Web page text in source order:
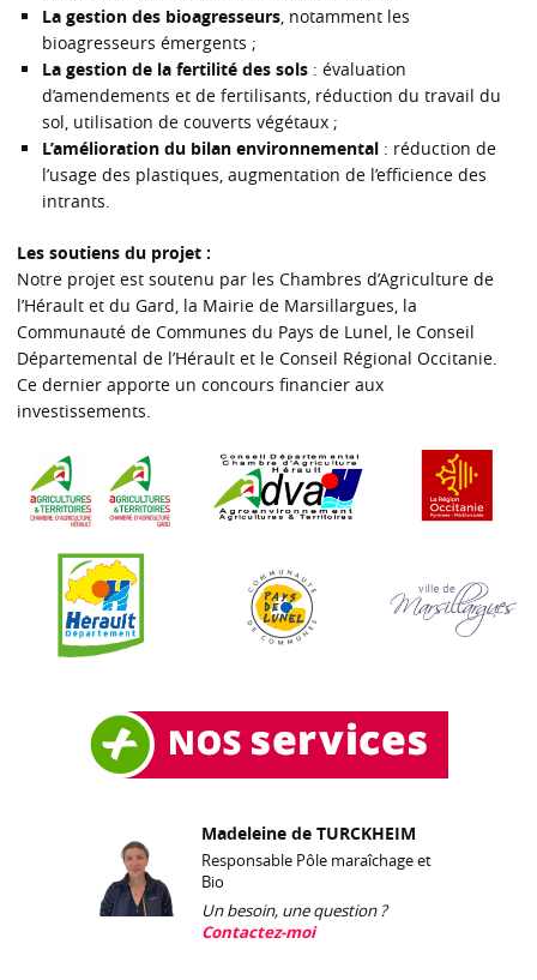
La gestion des bioagresseurs , notamment les
bioagresseurs émergents ;
La gestion de la fertilité des sols : évaluation
d’amendements et de fertilisants, réduction du travail du
sol, utilisation de couverts végétaux ;
L’amélioration du bilan environnemental : réduction de
l’usage des plastiques, augmentation de l’efficience des
intrants.
Les soutiens du projet :
Notre projet est soutenu par les Chambres d’Agriculture de
l’Hérault et du Gard, la Mairie de Marsillargues, la
Communauté de Communes du Pays de Lunel, le Conseil
Départemental de l’Hérault et le Conseil Régional Occitanie.
Ce dernier apporte un concours financier aux
investissements.
Madeleine de TURCKHEIM
Responsable Pôle maraîchage et
Bio
Un besoin, une question ?
Contactez-moi